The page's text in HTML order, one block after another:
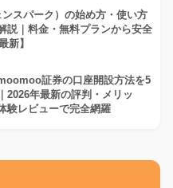
スパーク）の始め方・使い方
説｜料金・無料プランから安全
新】
証券の口座開設方法を5
2026年最新の評判・メリッ
験レビューで完全網羅